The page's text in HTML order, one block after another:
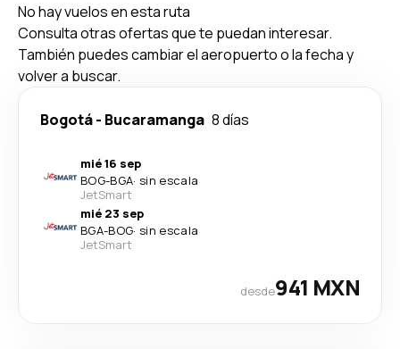
No hay vuelos en esta ruta
Consulta otras ofertas que te puedan interesar.
También puedes cambiar el aeropuerto o la fecha y
volver a buscar.
Bogotá- Bucaramanga 8 días
mié 16 sep
BOG-BGA· sin escala
JetSmart
mié 23 sep
BGA-BOG· sin escala
JetSmart
desde941 MXN